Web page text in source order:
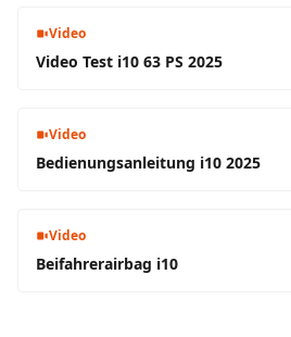
Video
Video Test i10 63 PS 2025
Video
Bedienungsanleitung i10 2025
Video
Beifahrerairbag i10